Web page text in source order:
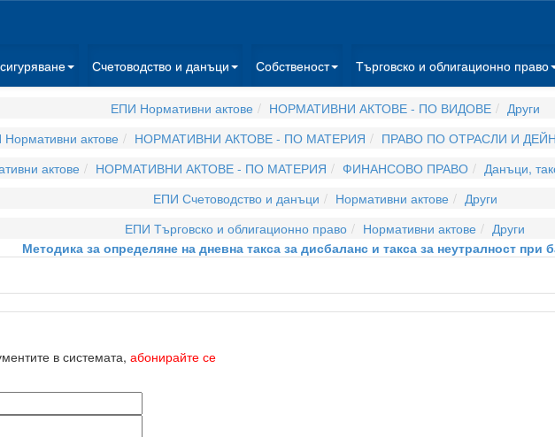
Счетоводство и данъци Собственост Търговско и облигационно право
ЕПИ Нормативни актове НОРМАТИВНИ АКТОВЕ - ПО ВИДОВЕ
Други
актове
НОРМАТИВНИ АКТОВЕ - ПО МАТЕРИЯ ПРАВО ПО ОТРАСЛИ И
актове
НОРМАТИВНИ АКТОВЕ - ПО МАТЕРИЯ ФИНАНСОВО ПРАВО
Данъци,
ЕПИ Счетоводство и данъци
Нормативни актове
Други
ЕПИ Търговско и облигационно право
Нормативни актове
Други
Методика за определяне на дневна такса за дисбаланс и такса за неутралност при
в системата, абонирайте се